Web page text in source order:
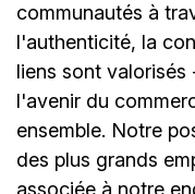
communautés à
l'authenticité, la
liens sont
l'avenir du
ensemble. Notre
des plus grands